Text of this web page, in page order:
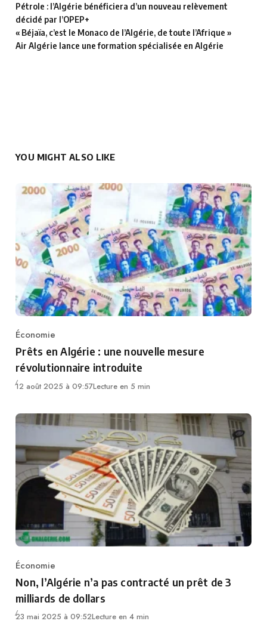
Pétrole : l’Algérie bénéficiera d’un nouveau relèvement
décidé par l’OPEP+
« Béjaïa, c’est le Monaco de l’Algérie, de toute l’Afrique »
Air Algérie lance une formation spécialisée en Algérie
YOU MIGHT ALSO LIKE
Category
Économie
Prêts en Algérie : une nouvelle mesure
révolutionnaire introduite
12 août 2025 à 09:57Lecture en 5 min
Category
Économie
Non, l’Algérie n’a pas contracté un prêt de 3
milliards de dollars
23 mai 2025 à 09:52Lecture en 4 min